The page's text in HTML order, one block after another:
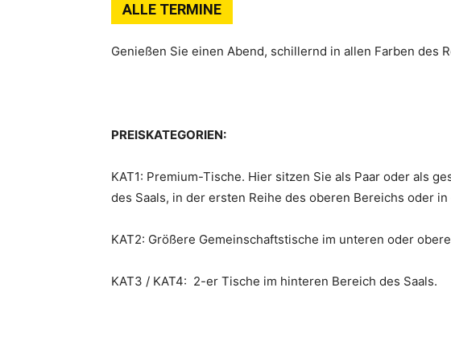
ALLE TERMINE
Genie­ßen Sie einen Abend, schil­lernd in allen Far­ben des
PREISKATEGORIEN:
KAT1: Premium-Tische. Hier sitzen Sie als Paar oder als
des Saals, in der ersten Reihe des oberen Bereichs oder in
KAT2: Größere Gemeinschaftstische im unteren oder
KAT3 / KAT4: 2-er Tische im hinteren Bereich des Saals.